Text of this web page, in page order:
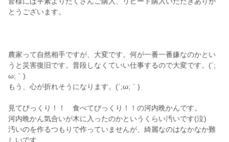
とうございます。
農家って自然相手ですが、大変です。何が一番一番嫌なのかとい
うと災害復旧です。普段しなくていい仕事するので大変です。(´;
ω;｀)
もう、心が折れそうになります。(´;ω;｀)
見てびっくり！！ 食べてびっくり！！の河内晩かんです。
河内晩かん気合いが木に入ったのかというくらい汚いです(泣)
汚いのを作るつもりで作っていませんが、綺麗なのはなかなか難
しいです